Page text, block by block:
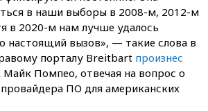
в наши выборы в 2008-м, 2012-м
в 2020-м нам лучше удалось
настоящий вызов», — такие слова в
порталу Breitbart произнес
Помпео, отвечая на вопрос о
ПО для американских